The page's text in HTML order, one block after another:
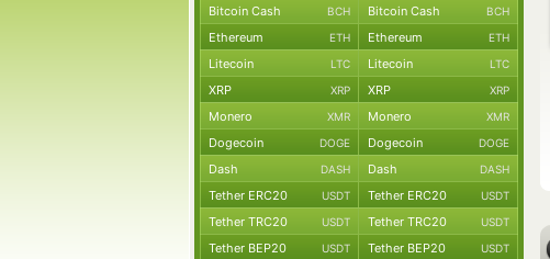
Bitcoin Cash BCH Bitcoin Cash BCH
Ethereum ETH Ethereum ETH
Litecoin LTC Litecoin LTC
XRP XRP XRP XRP
Monero XMR Monero XMR
Dogecoin DOGE Dogecoin DOGE
Dash DASH Dash DASH
Tether ERC20 USDT Tether ERC20 USDT
Tether TRC20 USDT Tether TRC20 USDT
Tether BEP20 USDT Tether BEP20 USDT